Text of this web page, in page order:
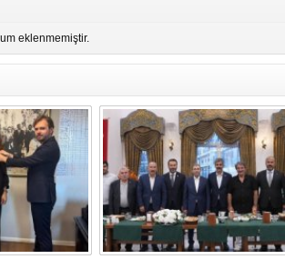
eklenmemiştir.